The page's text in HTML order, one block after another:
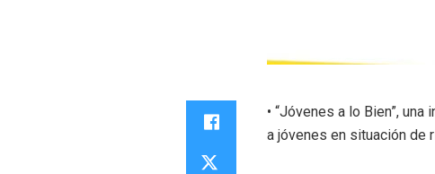
• “Jóvenes a lo Bien”,
a jóvenes en situación de